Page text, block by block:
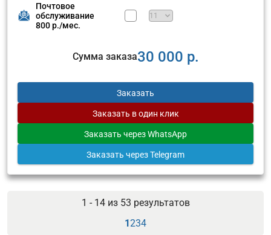
Почтовое
обслуживание
800 р./мес.
Сумма заказа30 000 р.
Заказать
Заказать в один клик
Заказать через WhatsApp
Заказать через Telegram
1 - 14 из 53 результатов
1234